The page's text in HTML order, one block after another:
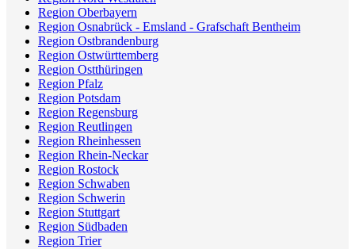
Region Oberbayern
Region Osnabrück - Emsland - Grafschaft Bentheim
Region Ostbrandenburg
Region Ostwürttemberg
Region Ostthüringen
Region Pfalz
Region Potsdam
Region Regensburg
Region Reutlingen
Region Rheinhessen
Region Rhein-Neckar
Region Rostock
Region Schwaben
Region Schwerin
Region Stuttgart
Region Südbaden
Region Trier